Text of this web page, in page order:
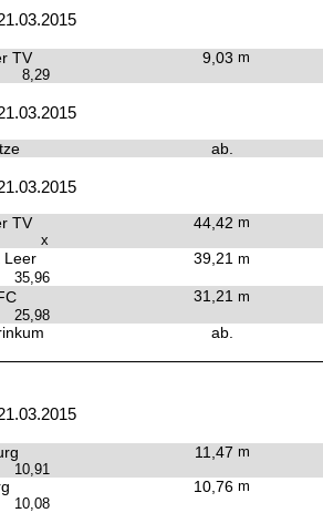
TV 9,03 m
8,29
ab.
TV 44,42 m
x
Leer 39,21 m
35,96
31,21 m
25,98
ab.
11,47 m
10,91
10,76 m
10,08